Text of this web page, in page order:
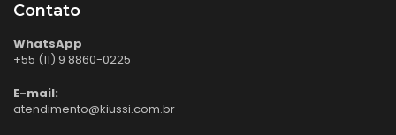
Contato
WhatsApp
+55 (11) 9 8860-0225
E-mail:
atendimento@kiussi.com.br